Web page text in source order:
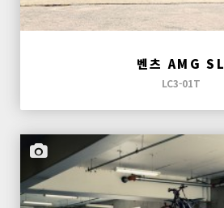
벤츠 AMG SL
LC3-01T